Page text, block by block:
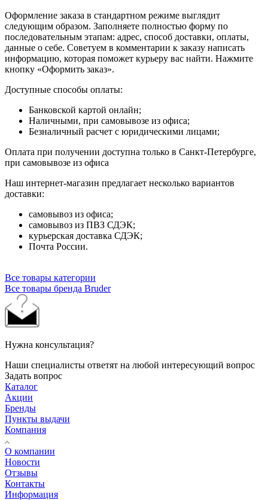
Оформление заказа в стандартном режиме выглядит
следующим образом. Заполняете полностью форму по
последовательным этапам: адрес, способ доставки, оплаты,
данные о себе. Советуем в комментарии к заказу написать
информацию, которая поможет курьеру вас найти. Нажмите
кнопку «Оформить заказ».
Доступные способы оплаты:
Банковской картой онлайн;
Наличными, при самовывозе из офиса;
Безналичный расчет с юридическими лицами;
Оплата при получении доступна только в Санкт-Петербурге,
при самовывозе из офиса
Наш интернет-магазин предлагает несколько вариантов
доставки:
самовывоз из офиса;
самовывоз из ПВЗ СДЭК;
курьерская доставка СДЭК;
Почта России.
Все товары категории
Все товары бренда Bruder
Нужна консультация?
Наши специалисты ответят на любой интересующий вопрос
Задать вопрос
Каталог
Акции
Бренды
Пункты выдачи
Компания
О компании
Новости
Отзывы
Контакты
Информация